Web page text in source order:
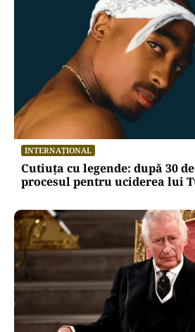
INTERNAȚIONAL
Cutiuța cu legende: după 30
procesul pentru uciderea lui